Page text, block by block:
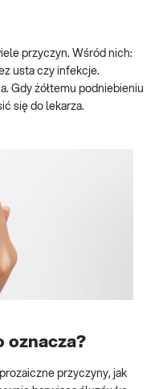
przyczyn. Wśród nich:
usta czy infekcje.
Gdy żółtemu podniebieniu
się do lekarza.
oznacza?
przyczyny, jak